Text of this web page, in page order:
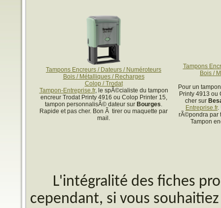
Tampons Encreurs / Dateurs / Numéroteurs
Bois / Métalliques / Recharges
Colop / Trodat
Tampon-Entreprise.fr, le spÃ©cialiste du tampon
encreur Trodat Printy 4916 ou Colop Printer 15,
tampon personnalisÃ© dateur sur Bourges.
Rapide et pas cher. Bon Ã tirer ou maquette par
mail.
Tampons
Bois /
Pour un
Printy 4913 ou
cher sur
Entreprise.fr.
rÃ©pondra par
Tampon
L'intégralité des fiches
cependant, si vous